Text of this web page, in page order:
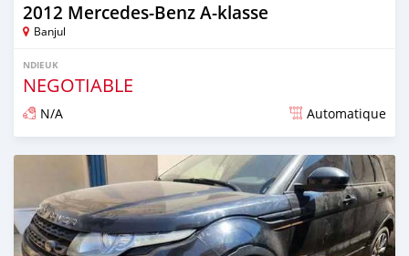
2012 Mercedes-Benz A-klasse
Banjul
NDIEUK
NEGOTIABLE
N/A Automatique
Dougal na niou ko depuis 4 months